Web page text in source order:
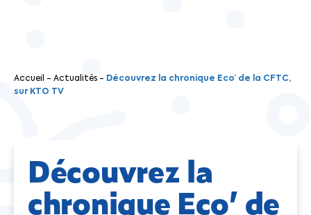
Accueil - Actualités - Découvrez la chronique Eco’ de la CFTC,
sur KTO TV
Découvrez la
chronique Eco’ de